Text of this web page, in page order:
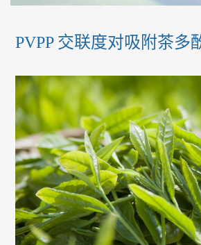
PVPP 交联度对吸附茶多